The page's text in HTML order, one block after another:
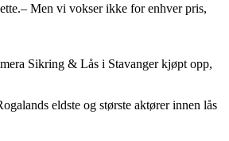
Men vi vokser ikke for enhver pris,
Sikring & Lås i Stavanger kjøpt opp,
eldste og største aktører innen lås